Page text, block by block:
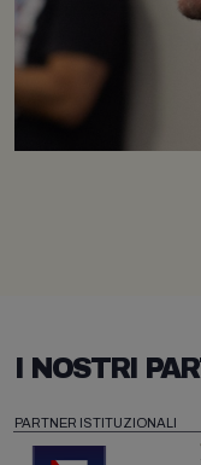
I NOSTRI
PARTNER ISTITUZIONALI